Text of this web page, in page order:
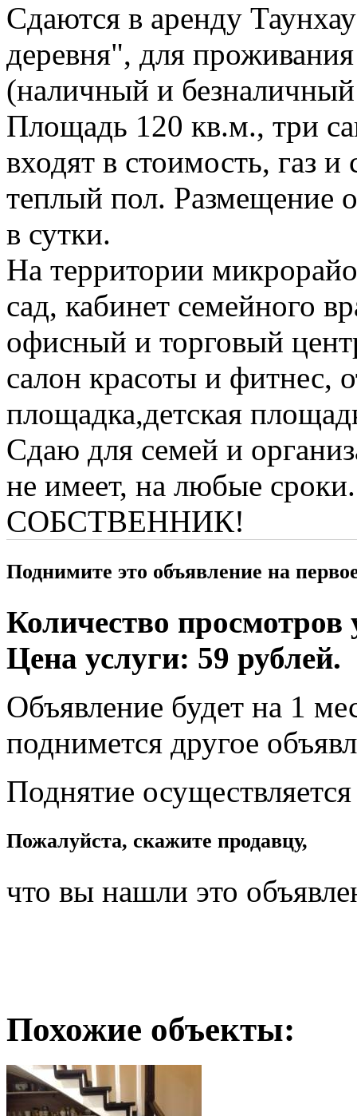
Сдаются в аренду
деревня", для
(наличный и
Площадь 120 кв.м., три
входят в стоимость, газ и
теплый пол. Размещение
в сутки.
На территории
сад, кабинет семейного
офисный и торговый
салон красоты и фитнес,
площадка,детская
Сдаю для семей и
не имеет, на любые
СОБСТВЕННИК!
Поднимите это объявление на
Количество просмотров
Цена услуги: 59 рублей.
Объявление будет на 1
поднимется другое
Поднятие
Пожалуйста, скажите продавцу,
что вы нашли это
Похожие объекты: